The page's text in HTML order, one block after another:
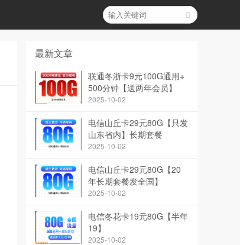
最新文章
联通冬浙卡9元100G通用+
500分钟【送两年会员】
2025-10-02
电信山丘卡29元80G【只发
山东省内】长期套餐
2025-10-02
电信山丘卡29元80G【20
年长期套餐发全国】
2025-10-02
电信冬花卡19元80G【半年
19】
2025-10-02